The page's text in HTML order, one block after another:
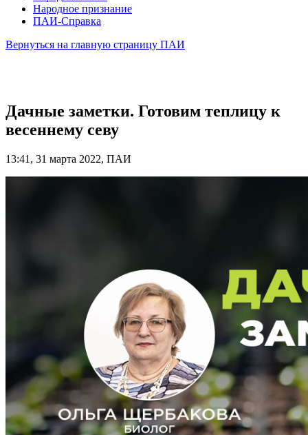
Народное признание
ПАИ-Справка
Вернуться на главную страницу ПАИ
Дачные заметки. Готовим теплицу к
весеннему севу
13:41, 31 марта 2022, ПАИ